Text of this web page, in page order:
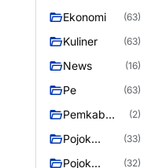
Ekonomi (63)
Kuliner (63)
News (16)
Pe (63)
Pemkab
Raya
(2)
Pojok
(33)
Pojok
(32)